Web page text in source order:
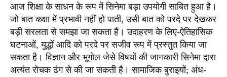
आज शिक्षा के साधन के रूप में सिनेमा बड़ा उपयोगी साबित हुआ है।
जो बात कक्षा में प्रभावी नहीं हो पाती, उसी बात को परदे पर देखकर
बड़ी सरलता से समझा जा सकता है। उदाहरण के लिए-ऐतिहासिक
घटनाओं, युद्धों आदि को परदे पर सजीव रूप में प्रस्तुत किया जा
सकता है। विज्ञान और भूगोल जेसे विषयों की जानकारी सिनेमा द्वारा
अत्यंत रोचक ढंग से की जा सकती है। सामाजिक बुराइयों; अंध-